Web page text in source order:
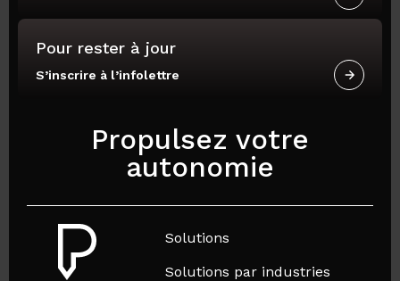
Pour rester à jour
S’inscrire à l’infolettre
Propulsez votre
autonomie
Solutions
Solutions par industries